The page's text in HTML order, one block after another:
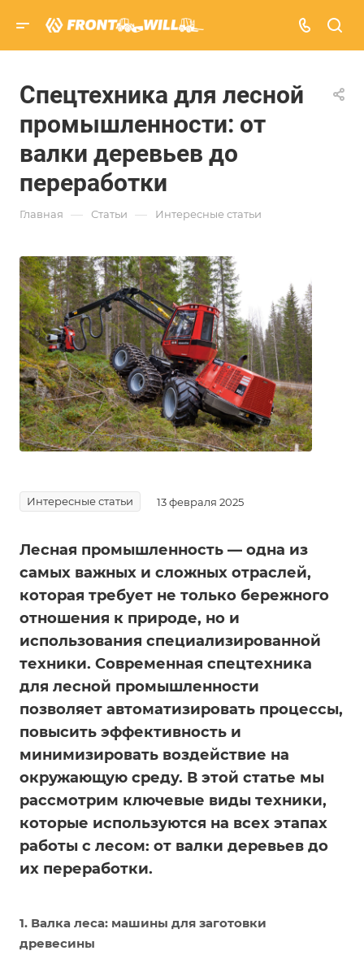
Спецтехника для лесной
промышленности: от
валки деревьев до
переработки
Главная — Статьи — Интересные статьи
Интересные статьи 13 февраля 2025
Лесная промышленность — одна из
самых важных и сложных отраслей,
которая требует не только бережного
отношения к природе, но и
использования специализированной
техники. Современная спецтехника
для лесной промышленности
позволяет автоматизировать процессы,
повысить эффективность и
минимизировать воздействие на
окружающую среду. В этой статье мы
рассмотрим ключевые виды техники,
которые используются на всех этапах
работы с лесом: от валки деревьев до
их переработки.
1. Валка леса: машины для заготовки
древесины